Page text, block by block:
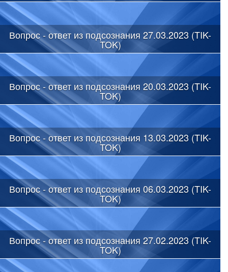
Вопрос - ответ из подсознания 27.03.2023 (TIK-
TOK)
Вопрос - ответ из подсознания 20.03.2023 (TIK-
TOK)
Вопрос - ответ из подсознания 13.03.2023 (TIK-
TOK)
Вопрос - ответ из подсознания 06.03.2023 (TIK-
TOK)
Вопрос - ответ из подсознания 27.02.2023 (TIK-
TOK)